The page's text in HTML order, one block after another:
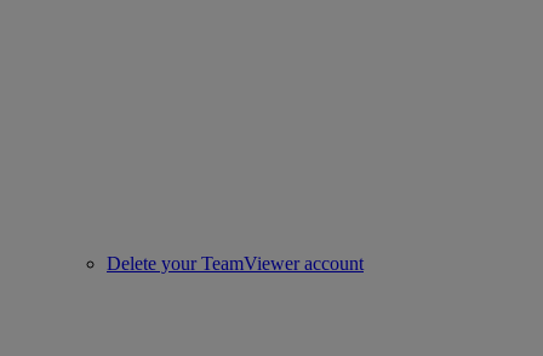
Delete your TeamViewer account